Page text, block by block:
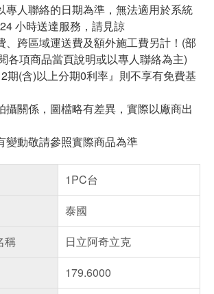
專人聯絡的日期為準，無法適用於系統
小時送達服務，請見諒
、跨區域運送費及額外施工費另計！(部
各項商品當頁說明或以專人聯絡為主)
期(含)以上分期0利率』則不享有免費基
攝關係，圖檔略有差異，實際以廠商出
變動敬請參照實際商品為準
1PC台
泰國
稱
日立阿奇立克
179.6000